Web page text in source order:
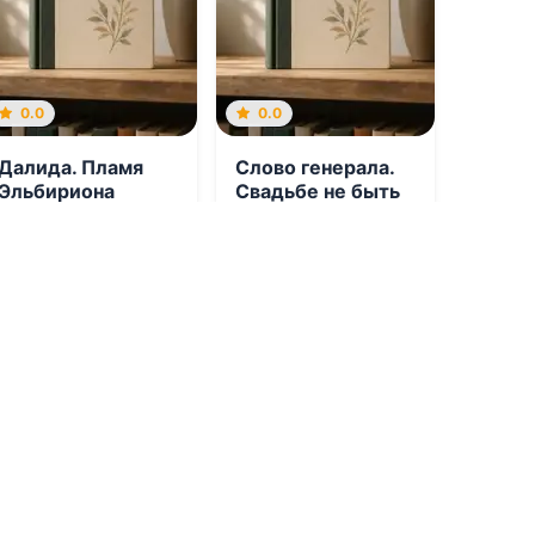
0.0
Пламя
Эльбириона
0.0
Слово генерала.
Свадьбе не быть